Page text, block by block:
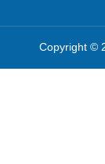
Copyright ©